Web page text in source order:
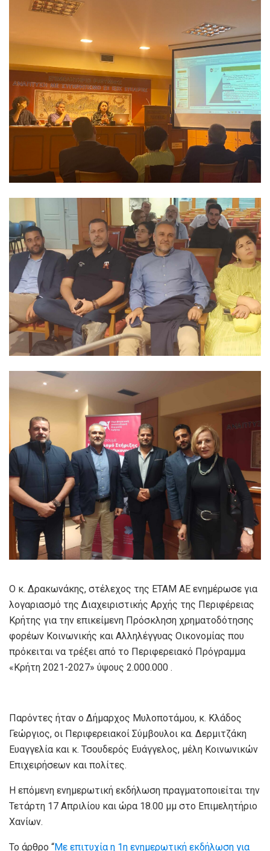
Ο κ. Δρακωνάκης, στέλεχος της ΕΤΑΜ ΑΕ ενημέρωσε για
λογαριασμό της Διαχειριστικής Αρχής της Περιφέρειας
Κρήτης για την επικείμενη Πρόσκληση χρηματοδότησης
φορέων Κοινωνικής και Αλληλέγγυας Οικονομίας που
πρόκειται να τρέξει από το Περιφερειακό Πρόγραμμα
«Κρήτη 2021-2027» ύψους 2.000.000 .
Παρόντες ήταν ο Δήμαρχος Μυλοποτάμου, κ. Κλάδος
Γεώργιος, οι Περιφερειακοί Σύμβουλοι κα. Δερμιτζάκη
Ευαγγελία και κ. Τσουδερός Ευάγγελος, μέλη Κοινωνικών
Επιχειρήσεων και πολίτες.
Η επόμενη ενημερωτική εκδήλωση πραγματοποιείται την
Τετάρτη 17 Απριλίου και ώρα 18.00 μμ στο Επιμελητήριο
Χανίων.
Το άρθρο “Με επιτυχία η 1η ενημερωτική εκδήλωση για